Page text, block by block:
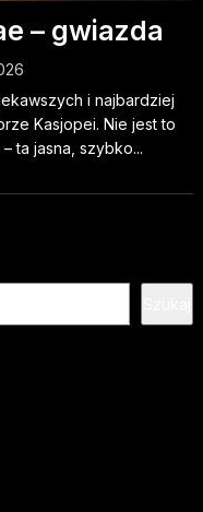
– gwiazda
i najbardziej
Kasjopei. Nie jest to
ta jasna, szybko...